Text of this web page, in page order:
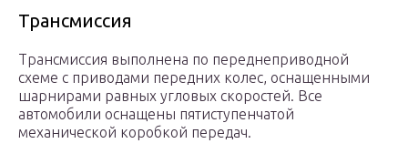
Трансмиссия
Трансмиссия выполнена по переднеприводной
схеме с приводами передних колес, оснащенными
шарнирами равных угловых скоростей. Все
автомобили оснащены пятиступенчатой
механической коробкой передач.